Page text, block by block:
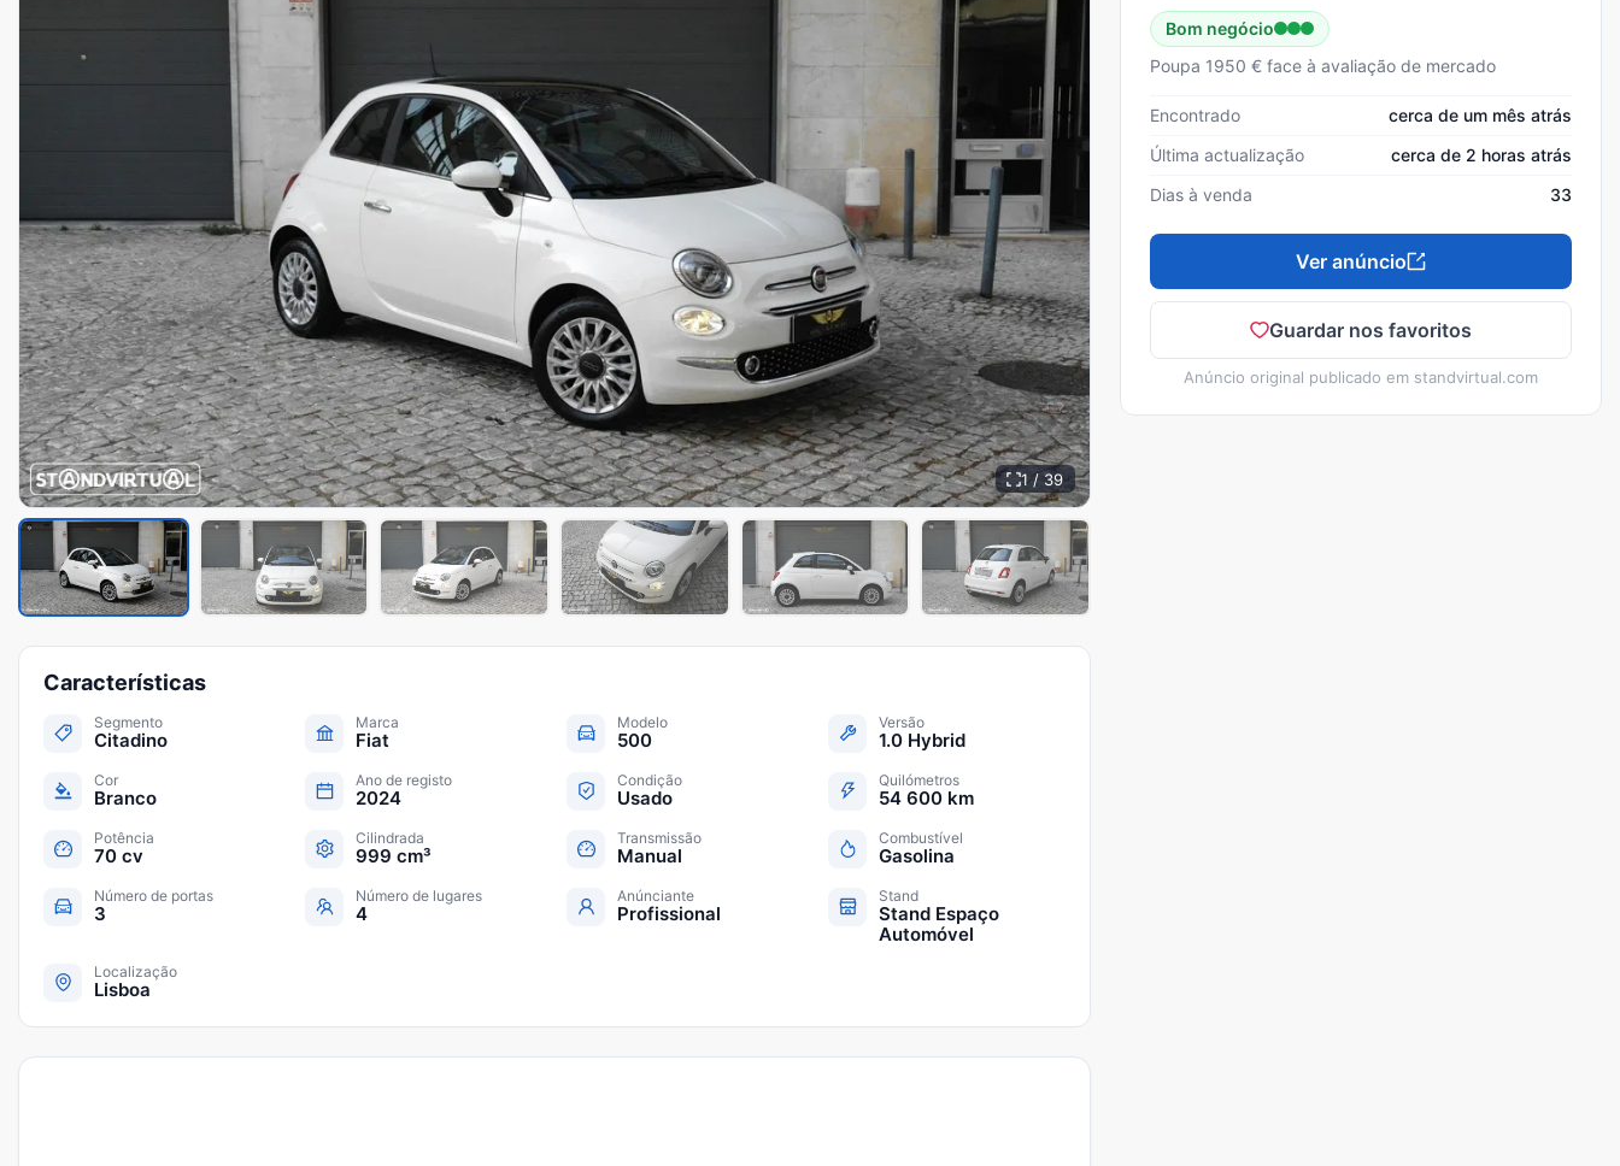
1 / 39
Bom negócio
Poupa 1950 € face à avaliação de mercado
Encontrado
cerca de um mês atrás
Última actualização
cerca de 2 horas atrás
Dias à venda
33
Ver anúncio
Guardar nos favoritos
Anúncio original publicado em standvirtual.com
Características
Segmento
Citadino
Marca
Fiat
Modelo
500
Versão
1.0 Hybrid
Cor
Branco
Ano de registo
2024
Condição
Usado
Quilómetros
54 600 km
Potência
70 cv
Cilindrada
999 cm³
Transmissão
Manual
Combustível
Gasolina
Número de portas
3
Número de lugares
4
Anúnciante
Profissional
Stand
Stand Espaço
Automóvel
Localização
Lisboa